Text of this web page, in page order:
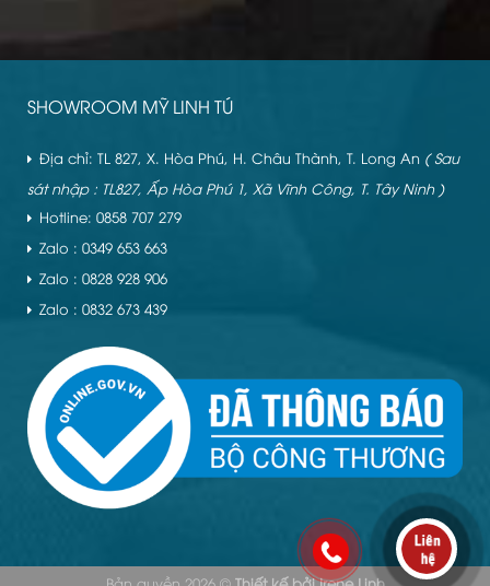
SHOWROOM MỸ LINH TÚ
Địa chỉ: TL 827, X. Hòa Phú, H. Châu Thành, T. Long An ( Sau
sát nhập : TL827, Ấp Hòa Phú 1, Xã Vĩnh Công, T. Tây Ninh )
Hotline: 0858 707 279
Zalo : 0349 653 663
Zalo : 0828 928 906
Zalo : 0832 673 439